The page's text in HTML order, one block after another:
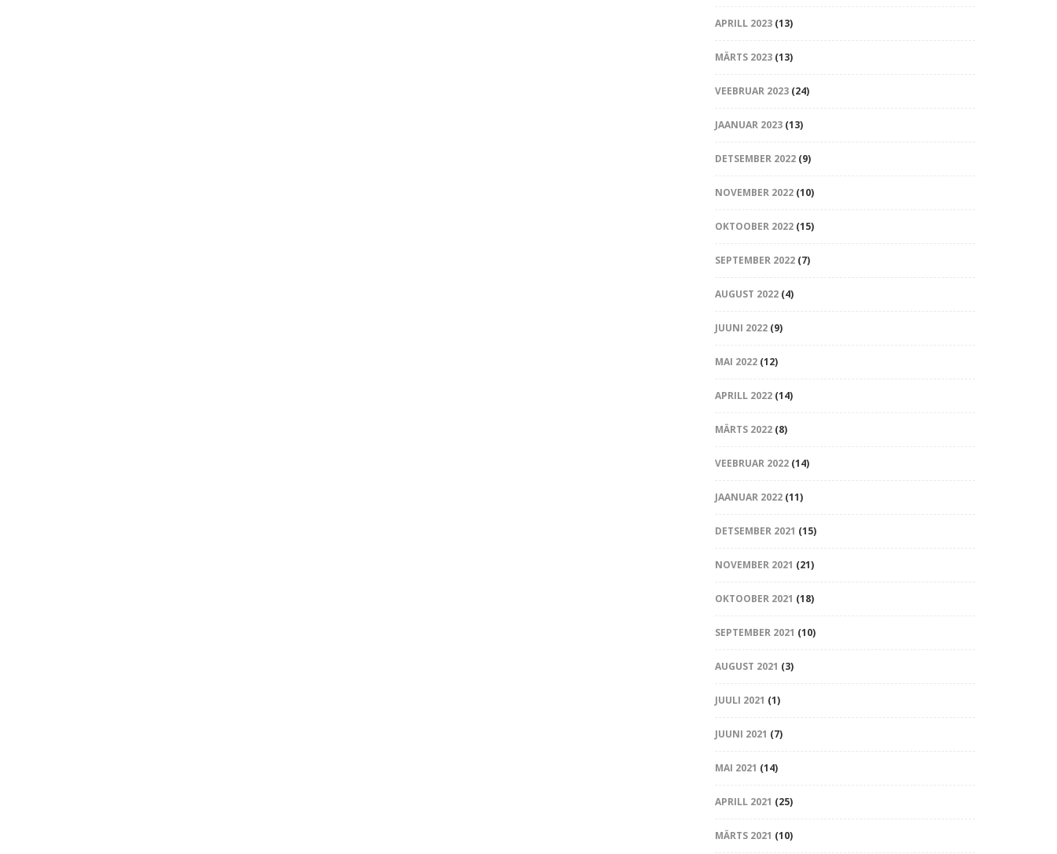
APRILL 2023(13)
MÄRTS 2023(13)
VEEBRUAR 2023(24)
JAANUAR 2023(13)
DETSEMBER 2022(9)
NOVEMBER 2022(10)
OKTOOBER 2022(15)
SEPTEMBER 2022(7)
AUGUST 2022(4)
JUUNI 2022(9)
MAI 2022(12)
APRILL 2022(14)
MÄRTS 2022(8)
VEEBRUAR 2022(14)
JAANUAR 2022(11)
DETSEMBER 2021 (15)
NOVEMBER 2021 (21)
OKTOOBER 2021 (18)
SEPTEMBER 2021 (10)
AUGUST 2021 (3)
JUULI 2021 (1)
JUUNI 2021 (7)
MAI 2021 (14)
APRILL 2021 (25)
MÄRTS 2021 (10)